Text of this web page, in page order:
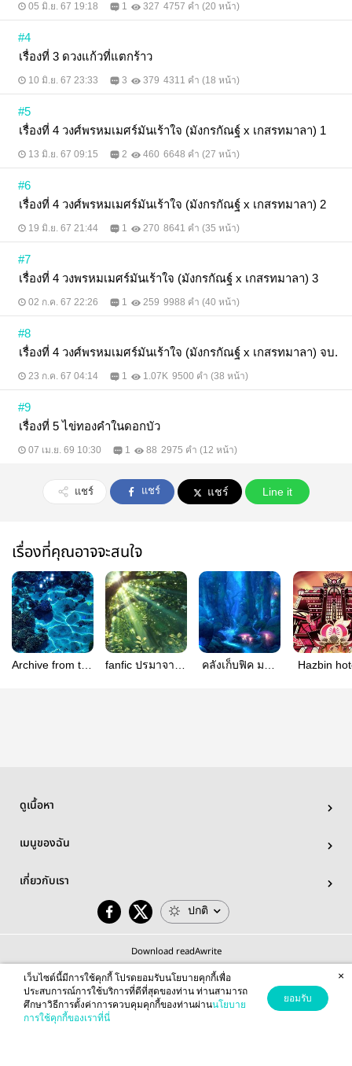
05 มิ.ย. 67 19:18 1 327 4757 คำ (20 หน้า)
#4
เรื่องที่ 3 ดวงแก้วที่แตกร้าว
10 มิ.ย. 67 23:33 3 379 4311 คำ (18 หน้า)
#5
เรื่องที่ 4 วงศ์พรหมเมศร์มันเร้าใจ (มังกรกัณฐ์ x เกสรทมาลา) 1
13 มิ.ย. 67 09:15 2 460 6648 คำ (27 หน้า)
#6
เรื่องที่ 4 วงศ์พรหมเมศร์มันเร้าใจ (มังกรกัณฐ์ x เกสรทมาลา) 2
19 มิ.ย. 67 21:44 1 270 8641 คำ (35 หน้า)
#7
เรื่องที่ 4 วงพรหมเมศร์มันเร้าใจ (มังกรกัณฐ์ x เกสรทมาลา) 3
02 ก.ค. 67 22:26 1 259 9988 คำ (40 หน้า)
#8
เรื่องที่ 4 วงศ์พรหมเมศร์มันเร้าใจ (มังกรกัณฐ์ x เกสรทมาลา) จบ.
23 ก.ค. 67 04:14 1 1.07K 9500 คำ (38 หน้า)
#9
เรื่องที่ 5 ไข่ทองคำในดอกบัว
07 เม.ย. 69 10:30 1 88 2975 คำ (12 หน้า)
แชร์ แชร์ แชร์ Line it
เรื่องที่คุณอาจจะสนใจ
Archive from the
fanfic ปรมาจารย์
คลังเก็บฟิค มหา
Hazbin
ดูเนื้อหา
เมนูของฉัน
เกี่ยวกับเรา
ปกติ
Download readAwrite
© 2026 readAwrite.com by MEB Corporation Public Company Limited
This site is protected by reCAPTCHA and the Google
เว็บไซต์นี้มีการใช้คุกกี้ โปรดยอมรับนโยบายคุกกี้เพื่อ
ประสบการณ์การใช้บริการที่ดีที่สุดของท่าน ท่านสามารถ
ศึกษาวิธีการตั้งค่าการควบคุมคุกกี้ของท่านผ่านนโยบาย
การใช้คุกกี้ของเราที่นี่
ยอมรับ
×